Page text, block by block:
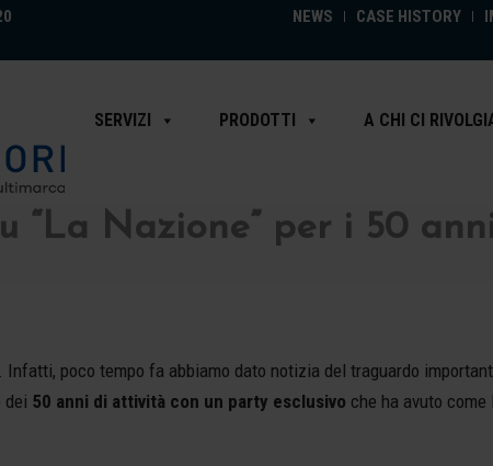
NEWS CASE HISTORY
SERVIZI PRODOTTI A CHI CI
“La Nazione” per i 50
Infatti, poco tempo fa abbiamo dato notizia del traguardo
dei 50 anni di attività con un party esclusivo che ha avuto